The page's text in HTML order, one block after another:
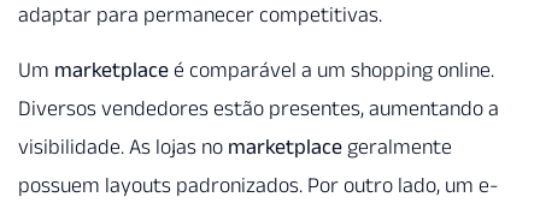
adaptar para permanecer competitivas.
Um marketplace é comparável a um shopping online.
Diversos vendedores estão presentes, aumentando a
visibilidade. As lojas no marketplace geralmente
possuem layouts padronizados. Por outro lado, um e-